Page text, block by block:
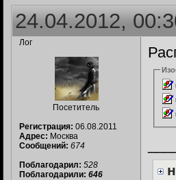
24.04.2012,
Лог
Посетитель
Регистрация: 06.08.2011
Адрес: Москва
Сообщений: 674
Поблагодарил: 528
Поблагодарили: 646